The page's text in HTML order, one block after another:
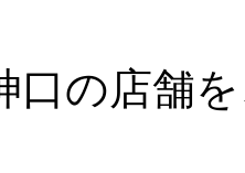
口の店舗